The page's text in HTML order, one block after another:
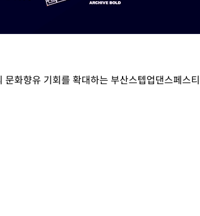
화향유 기회를 확대하는 부산스텝업댄스페스